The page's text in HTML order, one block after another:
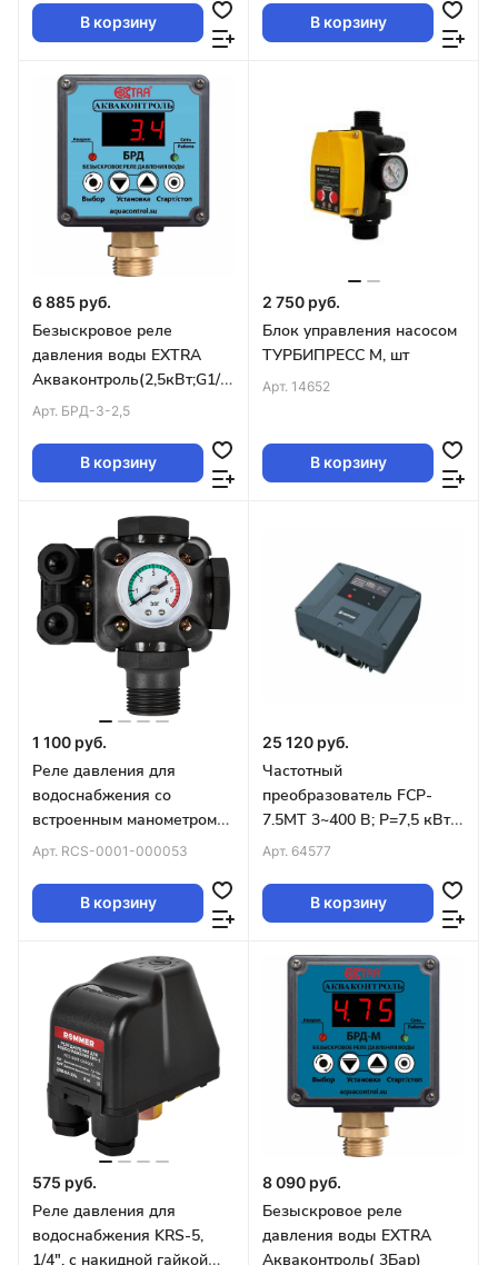
Акваконтроль
В корзину В корзину
6 885 руб.
Безыскровое реле
давления воды EXTRA
Акваконтроль(2,5кВт;G1/2;
до 3Бар)
Арт. БРД-3-2,5
В корзину
2 750 руб.
Блок управления насосом
ТУРБИПРЕСС М, шт
Арт. 14652
В корзину
1 100 руб.
Реле давления для
водоснабжения со
встроенным манометром
KRS-7 ROMMER
Арт. RCS-0001-000053
В корзину
25 120 руб.
Частотный
преобразователь FCP-
7.5MT 3~400 В; P=7,5 кВт,
Imax=17,4 А Unipump
Арт. 64577
В корзину
575 руб.
Реле давления для
водоснабжения KRS-5,
1/4", с накидной гайкой
8 090 руб.
Безыскровое реле
давления воды EXTRA
Акваконтроль( 3Бар)